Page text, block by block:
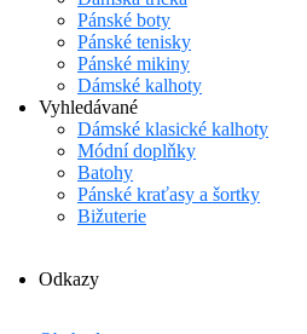
Pánské boty
Pánské tenisky
Pánské mikiny
Dámské kalhoty
Vyhledávané
Dámské klasické kalhoty
Módní doplňky
Batohy
Pánské kraťasy a šortky
Bižuterie
Odkazy